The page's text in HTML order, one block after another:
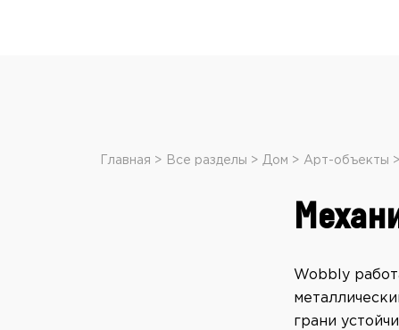
Главная Все разделы Дом Арт-объекты
Wobbly
грани